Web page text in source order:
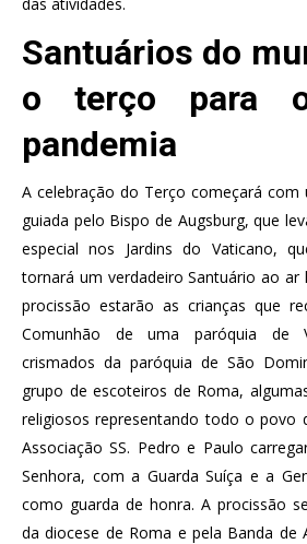
Santuários do
o terço para
pandemia
A celebração do Terço começará com
guiada pelo Bispo de Augsburg, que
especial nos Jardins do Vaticano,
tornará um verdadeiro Santuário ao ar
procissão estarão as crianças que
Comunhão de uma paróquia de
crismados da paróquia de São
grupo de escoteiros de Roma,
religiosos representando todo o povo
Associação SS. Pedro e Paulo
Senhora, com a Guarda Suíça e a
como guarda de honra. A procissão
da diocese de Roma e pela Banda de